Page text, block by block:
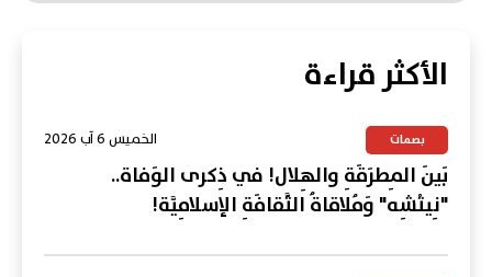
الأكثر قراءة
بصمات الخميس 6 آب 2026
بَينَ المِطرَقَةِ والهِلال! في ذِكرى الوَفاة..
"نِيتْشِه" وَمُلاقاةُ الثَّقافَةِ الإسلامِيَّة!